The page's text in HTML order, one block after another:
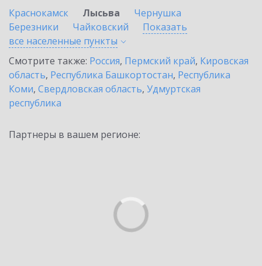
Краснокамск
Лысьва
Чернушка
Березники
Чайковский
Показать
все населенные пункты
Смотрите также: Россия, Пермский край, Кировская
область, Республика Башкортостан, Республика
Коми, Свердловская область, Удмуртская
республика
Партнеры в вашем регионе: